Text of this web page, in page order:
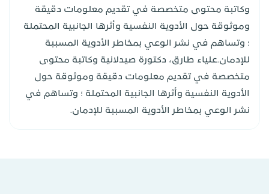
وكاتبة محتوى متخصصة في تقديم معلومات دقيقة
وموثوقة حول الأدوية النفسية وأثرها الجانبية المحتملة
؛ وتساهم في نشر الوعي بمخاطر الأدوية المسببة
للإدمان.علياء طارق، دكتورة صيدلانية وكاتبة محتوى
متخصصة في تقديم معلومات دقيقة وموثوقة حول
الأدوية النفسية وأثرها الجانبية المحتملة ؛ وتساهم في
نشر الوعي بمخاطر الأدوية المسببة للإدمان.